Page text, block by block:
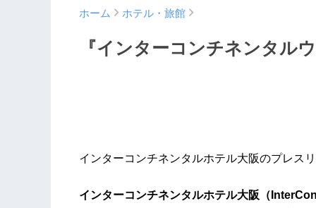
ホーム ホテル・旅館
『インターコンチネンタル
インターコンチネンタルホテル大阪のプレス
インターコンチネンタルホテル大阪（